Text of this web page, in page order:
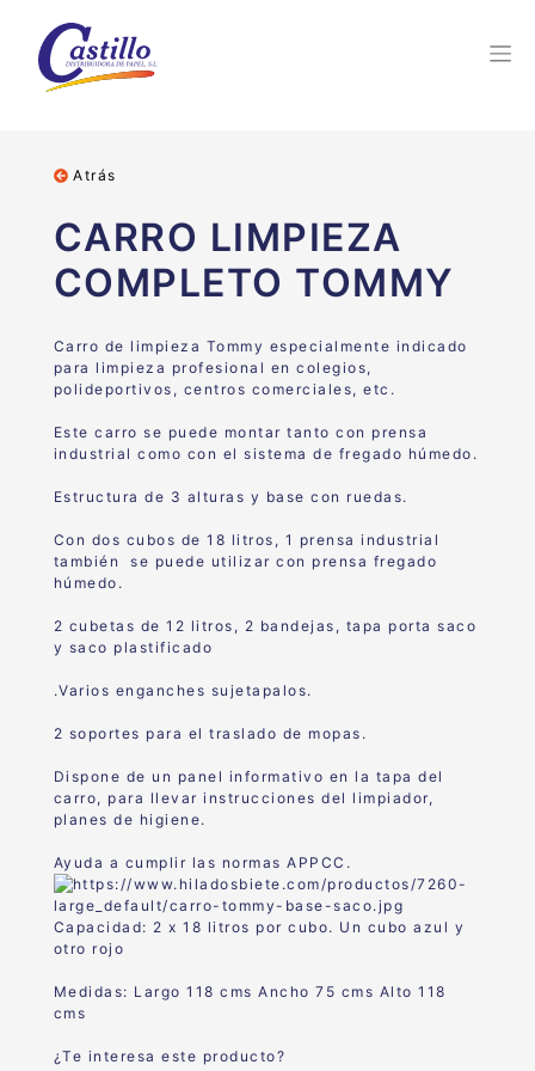
Atrás
CARRO LIMPIEZA
COMPLETO TOMMY
Carro de limpieza Tommy especialmente indicado
para limpieza profesional en colegios,
polideportivos, centros comerciales, etc.
Este carro se puede montar tanto con prensa
industrial como con el sistema de fregado húmedo.
Estructura de 3 alturas y base con ruedas.
Con dos cubos de 18 litros, 1 prensa industrial
también se puede utilizar con prensa fregado
húmedo.
2 cubetas de 12 litros, 2 bandejas, tapa porta saco
y saco plastificado
.Varios enganches sujetapalos.
2 soportes para el traslado de mopas.
Dispone de un panel informativo en la tapa del
carro, para llevar instrucciones del limpiador,
planes de higiene.
Ayuda a cumplir las normas APPCC.
Capacidad: 2 x 18 litros por cubo. Un cubo azul y
otro rojo
Medidas: Largo 118 cms Ancho 75 cms Alto 118
cms
¿Te interesa este producto?